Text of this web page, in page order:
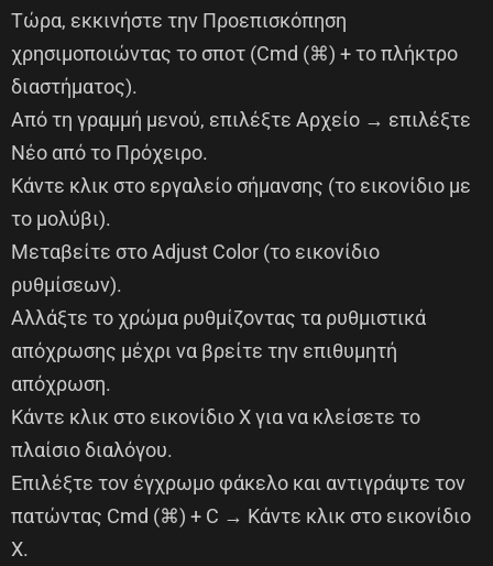
Τώρα, εκκινήστε την Προεπισκόπηση
χρησιμοποιώντας το σποτ (Cmd (⌘) + το πλήκτρο
διαστήματος).
Από τη γραμμή μενού, επιλέξτε Αρχείο → επιλέξτε
Νέο από το Πρόχειρο.
Κάντε κλικ στο εργαλείο σήμανσης (το εικονίδιο με
το μολύβι).
Μεταβείτε στο Adjust Color (το εικονίδιο
ρυθμίσεων).
Αλλάξτε το χρώμα ρυθμίζοντας τα ρυθμιστικά
απόχρωσης μέχρι να βρείτε την επιθυμητή
απόχρωση.
Κάντε κλικ στο εικονίδιο X για να κλείσετε το
πλαίσιο διαλόγου.
Επιλέξτε τον έγχρωμο φάκελο και αντιγράψτε τον
πατώντας Cmd (⌘) + C → Κάντε κλικ στο εικονίδιο
X.